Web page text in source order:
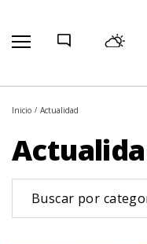
Inicio Actualidad